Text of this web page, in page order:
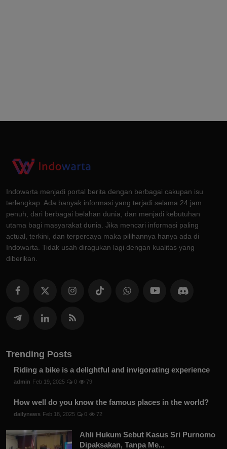
Indowarta menjadi portal berita dengan berbagai cakupan isu
terlengkap. Ada banyak informasi yang terjadi selama 24 jam
penuh, dari berbagai belahan dunia, dan menjadi kebutuhan
utama bagi masyarakat dunia. Jika mencari informasi paling
actual, terkini, dan terpercaya maka pilihannya hanya ada di
Indowarta. Tidak usah diragukan lagi dengan kualitas yang
diberikan.
Trending Posts
Riding a bike is a delightful and invigorating experience
admin Feb 19, 2025 0 79
How well do you know the famous places in the world?
dailynews Feb 18, 2025 0 72
Ahli Hukum Sebut Kasus Sri Purnomo
Dipaksakan, Tanpa Me...